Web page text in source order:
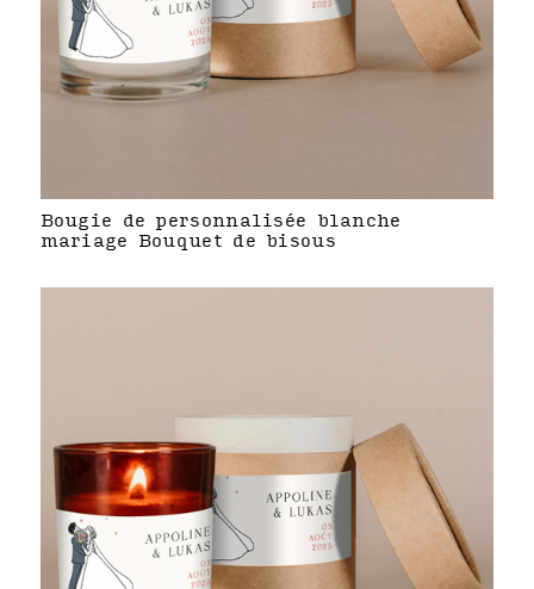
Bougie de personnalisée blanche
mariage Bouquet de bisous